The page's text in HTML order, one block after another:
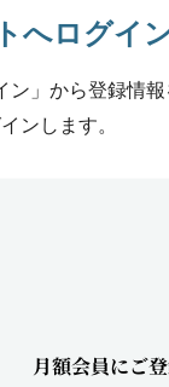
へログイ
ン」から登録情報
ンします。
月額会員にご